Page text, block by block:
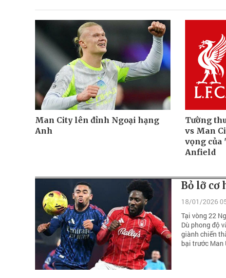
Man City lên đỉnh Ngoại hạng
Anh
Tường
vs Man
vọng của
Anfield
Bỏ lỡ cơ
18/01/2026
Tại vòng 22
Dù phong độ
giành chiến
bại trước Man